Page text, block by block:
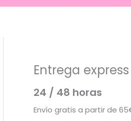
Entrega express
24 / 48 horas
Envío gratis a partir de